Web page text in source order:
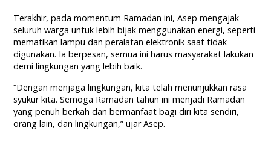
Terakhir, pada momentum Ramadan ini, Asep mengajak
seluruh warga untuk lebih bijak menggunakan energi, seperti
mematikan lampu dan peralatan elektronik saat tidak
digunakan. Ia berpesan, semua ini harus masyarakat lakukan
demi lingkungan yang lebih baik.
​​“Dengan menjaga lingkungan, kita telah menunjukkan rasa
syukur kita. Semoga Ramadan tahun ini menjadi Ramadan
yang penuh berkah dan bermanfaat bagi diri kita sendiri,
orang lain, dan lingkungan,” ujar Asep.